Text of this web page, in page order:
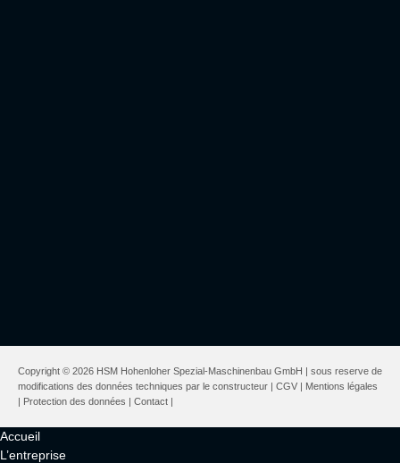
Copyright © 2026 HSM Hohenloher Spezial-Maschinenbau GmbH | sous reserve de
modifications des données techniques par le constructeur | CGV | Mentions légales
| Protection des données | Contact |
Accueil
L’entreprise